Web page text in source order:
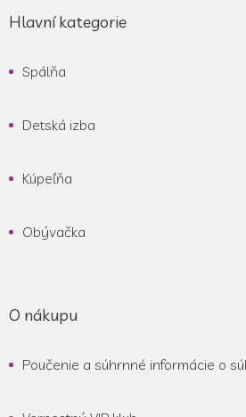
Hlavní kategorie
Spálňa
Detská izba
Kúpeľňa
Obývačka
O nákupu
Poučenie a súhrnné informácie o